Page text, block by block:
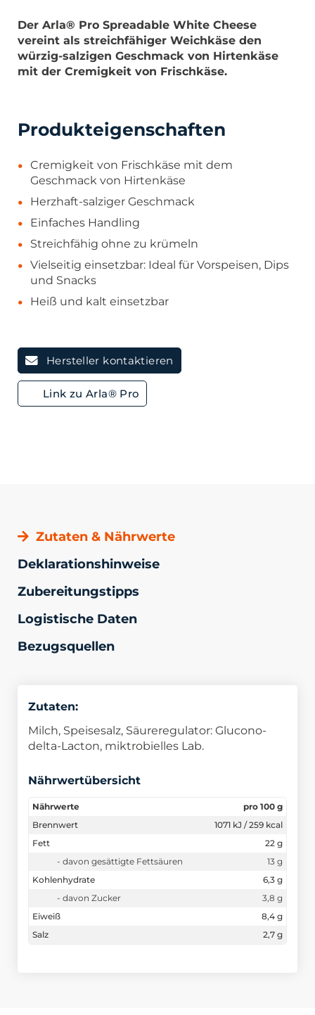
Der Arla® Pro Spreadable White Cheese
vereint als streichfähiger Weichkäse den
würzig-salzigen Geschmack von Hirtenkäse
mit der Cremigkeit von Frischkäse.
Produkteigenschaften
Cremigkeit von Frischkäse mit dem
Geschmack von Hirtenkäse
Herzhaft-salziger Geschmack
Einfaches Handling
Streichfähig ohne zu krümeln
Vielseitig einsetzbar: Ideal für Vorspeisen, Dips
und Snacks
Heiß und kalt einsetzbar
Hersteller kontaktieren
Link zu Arla® Pro
Zutaten & Nährwerte
Deklarationshinweise
Zubereitungstipps
Logistische Daten
Bezugsquellen
Zutaten:
Milch, Speisesalz, Säureregulator: Glucono-
delta-Lacton, miktrobielles Lab.
Nährwertübersicht
Nährwerte
pro 100 g
Brennwert
1071 kJ / 259 kcal
Fett
22 g
- davon gesättigte Fettsäuren
13 g
Kohlenhydrate
6,3 g
- davon Zucker
3,8 g
Eiweiß
8,4 g
Salz
2,7 g